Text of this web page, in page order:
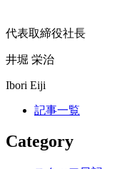
代表取締役社長
井堀 栄治
Ibori Eiji
記事一覧
Category